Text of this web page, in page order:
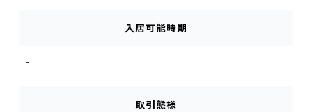
入居可能時期
-
取引態様